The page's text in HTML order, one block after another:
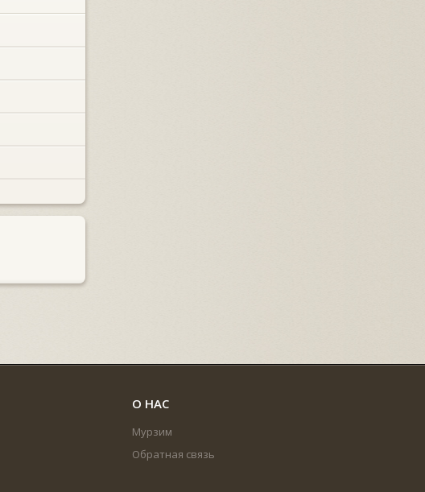
О НАС
Мурзим
Обратная связь